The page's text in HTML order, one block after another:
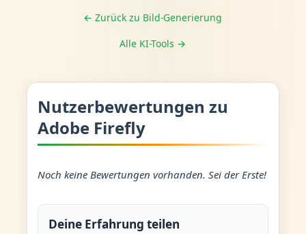
← Zurück zu Bild-Generierung
Alle KI-Tools →
Nutzerbewertungen zu
Adobe Firefly
Noch keine Bewertungen vorhanden. Sei der Erste!
Deine Erfahrung teilen